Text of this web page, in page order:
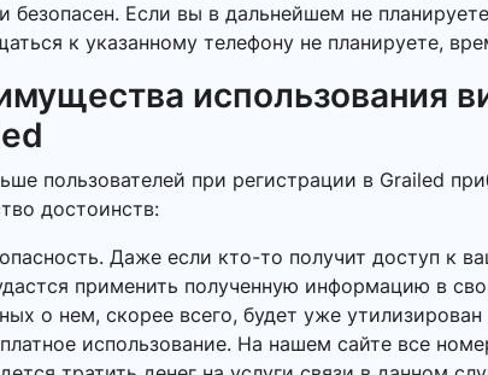
безопасен. Если вы в дальнейшем не
к указанному телефону не планируете,
использования
пользователей при регистрации в Grailed
достоинств:
Даже если кто-то получит доступ к
применить полученную информацию в
о нем, скорее всего, будет уже утилизирован
использование. На нашем сайте все